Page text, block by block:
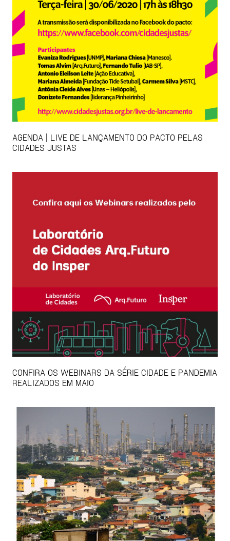
AGENDA | LIVE DE LANÇAMENTO DO PACTO PELAS
CIDADES JUSTAS
CONFIRA OS WEBINARS DA SÉRIE CIDADE E PANDEMIA
REALIZADOS EM MAIO